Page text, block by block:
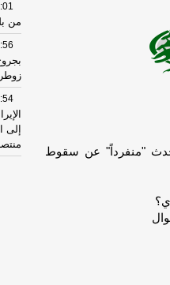
"منفرداً" عن سقوط
من
زوطر
إلى